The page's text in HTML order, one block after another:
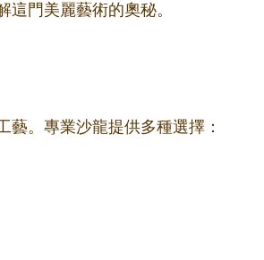
門美麗藝術的奧秘。
。專業沙龍提供多種選擇：